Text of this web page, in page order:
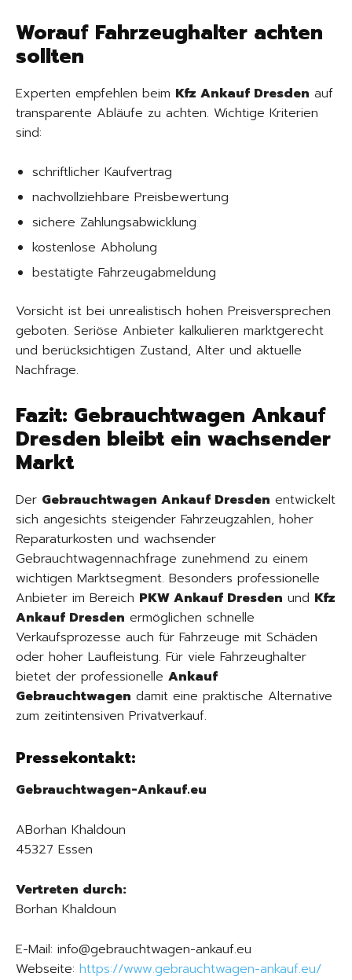
Worauf Fahrzeughalter achten
sollten
Experten empfehlen beim Kfz Ankauf Dresden auf
transparente Abläufe zu achten. Wichtige Kriterien
sind:
schriftlicher Kaufvertrag
nachvollziehbare Preisbewertung
sichere Zahlungsabwicklung
kostenlose Abholung
bestätigte Fahrzeugabmeldung
Vorsicht ist bei unrealistisch hohen Preisversprechen
geboten. Seriöse Anbieter kalkulieren marktgerecht
und berücksichtigen Zustand, Alter und aktuelle
Nachfrage.
Fazit: Gebrauchtwagen Ankauf
Dresden bleibt ein wachsender
Markt
Der Gebrauchtwagen Ankauf Dresden entwickelt
sich angesichts steigender Fahrzeugzahlen, hoher
Reparaturkosten und wachsender
Gebrauchtwagennachfrage zunehmend zu einem
wichtigen Marktsegment. Besonders professionelle
Anbieter im Bereich PKW Ankauf Dresden und Kfz
Ankauf Dresden ermöglichen schnelle
Verkaufsprozesse auch für Fahrzeuge mit Schäden
oder hoher Laufleistung. Für viele Fahrzeughalter
bietet der professionelle Ankauf
Gebrauchtwagen damit eine praktische Alternative
zum zeitintensiven Privatverkauf.
Pressekontakt:
Gebrauchtwagen-Ankauf.eu
ABorhan Khaldoun
45327 Essen
Vertreten durch:
Borhan Khaldoun
E-Mail: info@gebrauchtwagen-ankauf.eu
Webseite: https://www.gebrauchtwagen-ankauf.eu/